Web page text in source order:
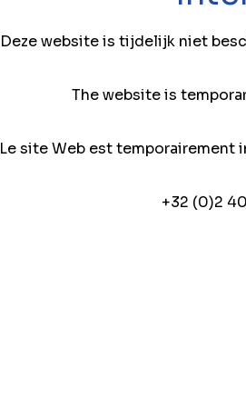
Deze website is tijdelijk niet
The website is
Le site Web est temporairement
+32 (0)2